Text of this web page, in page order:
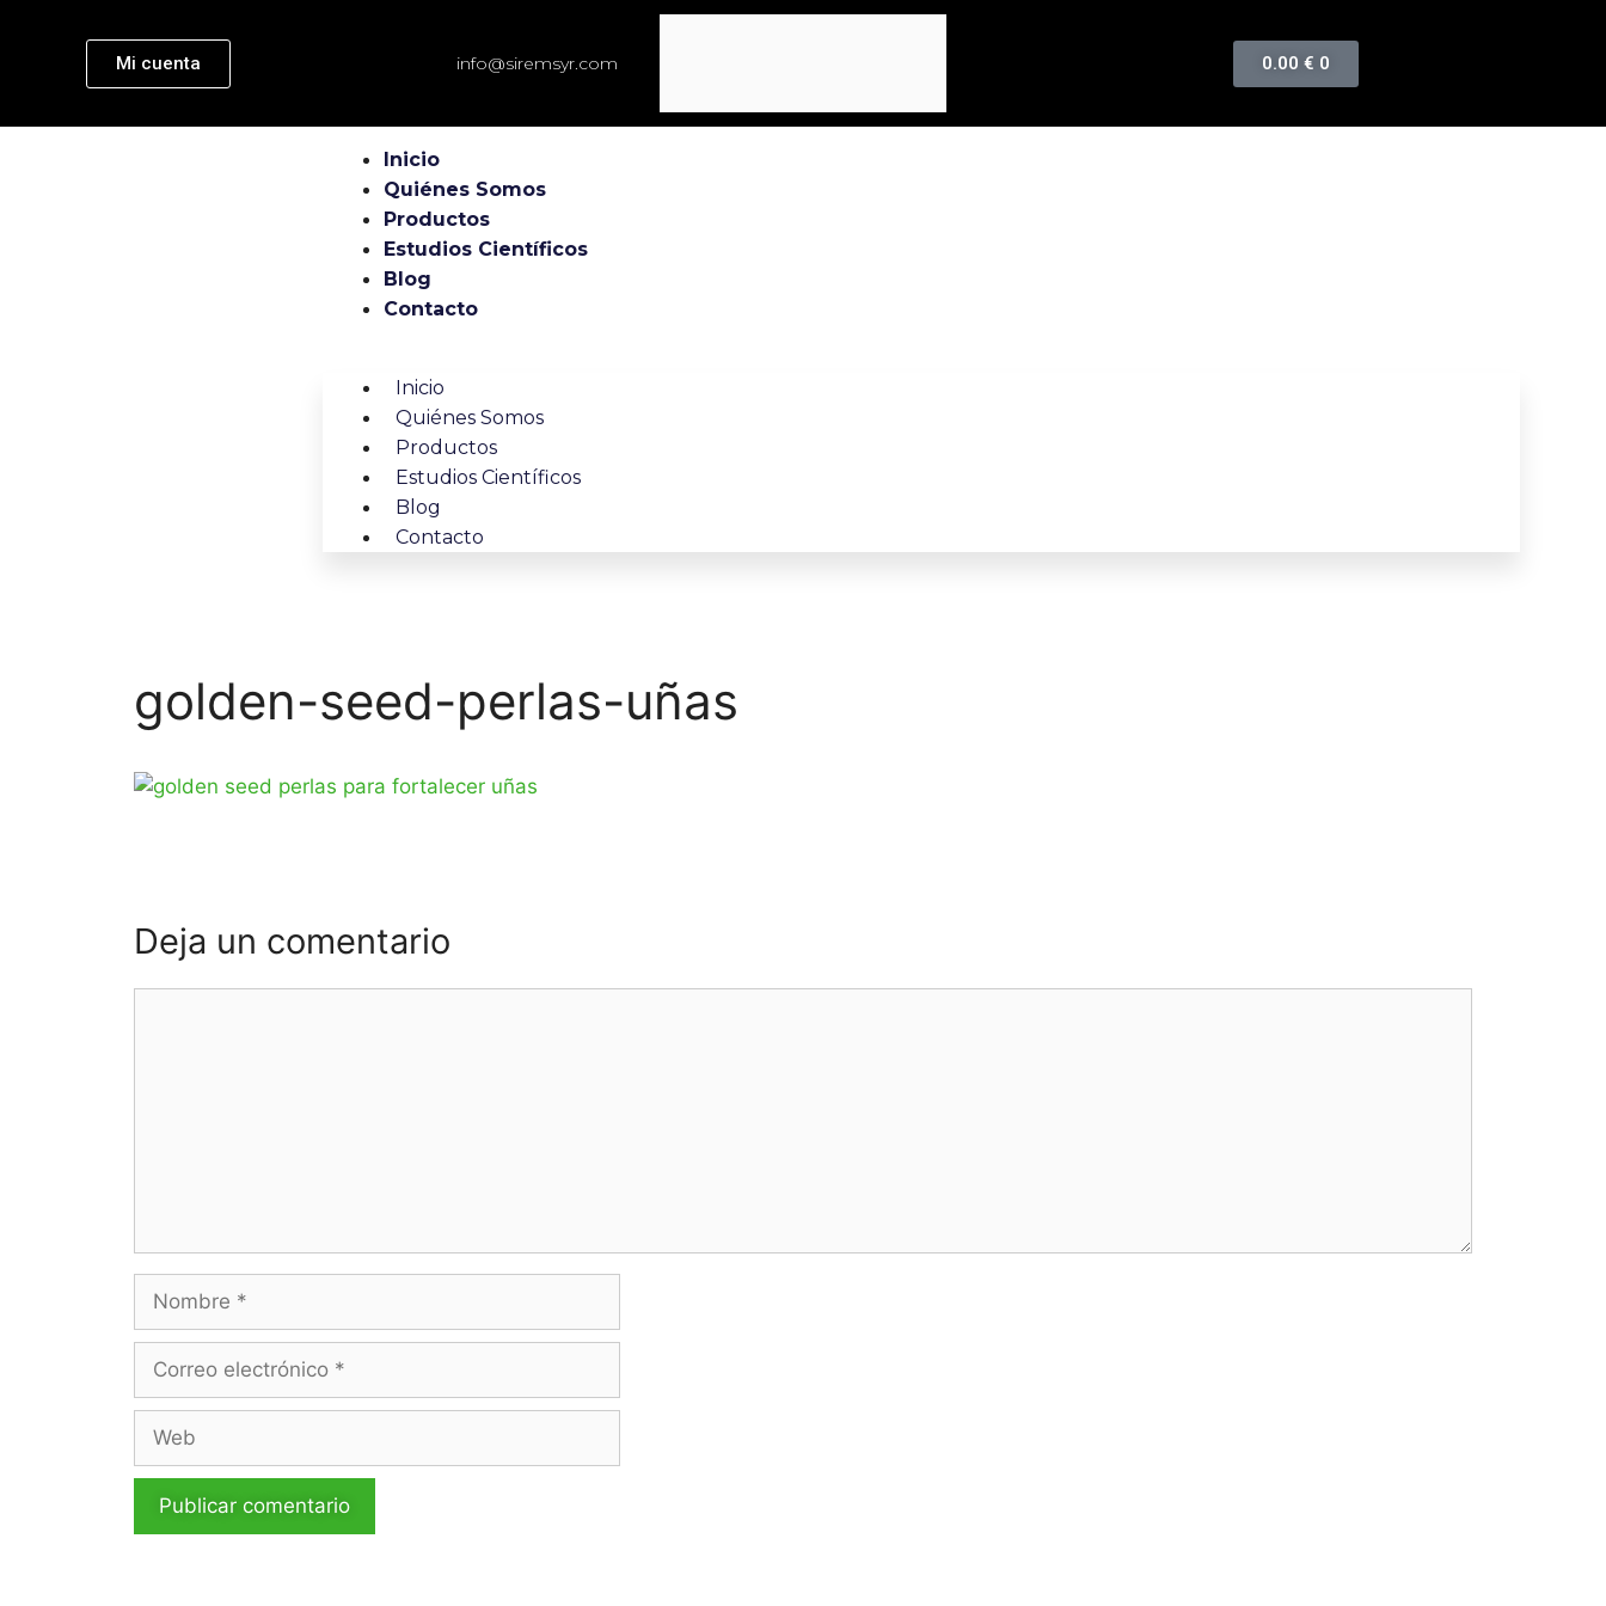
Mi cuenta info@siremsyr.com 0.00 € 0
Inicio
Quiénes Somos
Productos
Estudios Científicos
Blog
Contacto
Inicio
Quiénes Somos
Productos
Estudios Científicos
Blog
Contacto
golden-seed-perlas-uñas
Deja un comentario